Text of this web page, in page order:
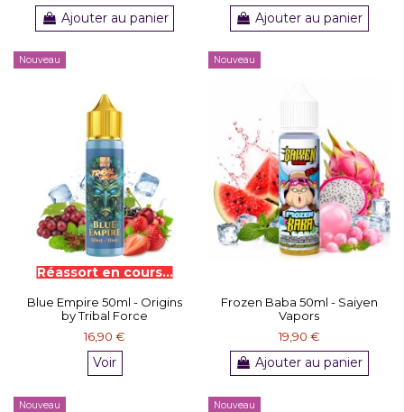
Ajouter au panier Ajouter au panier
Nouveau
Blue Empire 50ml - Origins
by Tribal Force
16,90 €
Voir
Nouveau
Frozen Baba 50ml - Saiyen
Vapors
19,90 €
Ajouter au panier
Nouveau Nouveau